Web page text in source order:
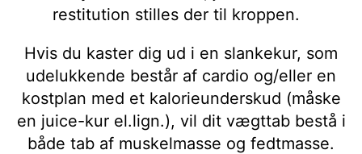
restitution stilles der til kroppen.
Hvis du kaster dig ud i en slankekur, som
udelukkende består af cardio og/eller en
kostplan med et kalorieunderskud (måske
en juice-kur el.lign.), vil dit vægttab bestå i
både tab af muskelmasse og fedtmasse.